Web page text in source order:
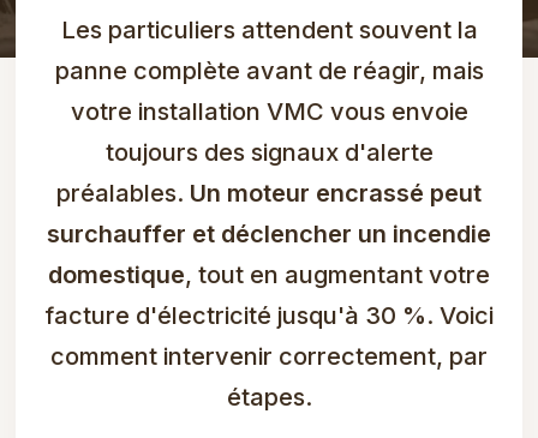
Les particuliers attendent souvent la
panne complète avant de réagir, mais
votre installation VMC vous envoie
toujours des signaux d'alerte
préalables. Un moteur encrassé peut
surchauffer et déclencher un incendie
domestique, tout en augmentant votre
facture d'électricité jusqu'à 30 %. Voici
comment intervenir correctement, par
étapes.